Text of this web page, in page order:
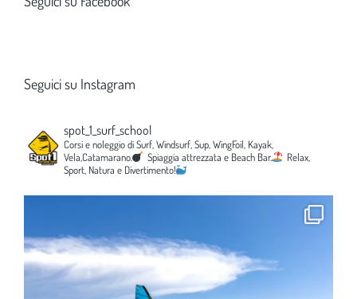
Seguici su Instagram
spot_1_surf_school
Corsi e noleggio di Surf, Windsurf, Sup, WingFoil, Kayak,
Vela,Catamarano.
Spiaggia attrezzata e Beach Bar.
Relax,
Sport, Natura e Divertimento!